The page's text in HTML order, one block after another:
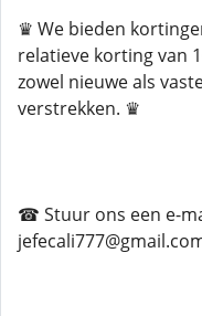
♛ We bieden
relatieve korting van
zowel nieuwe als
verstrekken. ♛
☎ Stuur ons een e-